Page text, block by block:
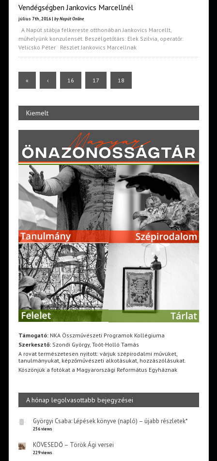
Vendégségben Jankovics Marcellnél
július 7th, 2016 | by Napút Online
A Napút stábja felkereste otthonában Jankovics Marcellt,
műhelyünk konzulensét. Beszélgetőtárs: Elek Szilvia, operatőr:
Velicskó Péter Részlet Jankovics Marcellnak
« ‹ 16 17 18
Kiemelt
Támogató:NKA Összművészeti Programok Kollégiuma
Szerkesztő:Szondi György, Toót-Holló Tamás
A rovat természetesen nyitott: várjuk szépirodalmi művüket,
tanulmányukat, képzőművészeti alkotásukat, hozzászólásukat.
Köszönjük a fotókat a Magyarországi Református Egyháznak
A hónap legolvasottabb bejegyzései
Györgyi Csaba: Lépések könyve (napló) – újabb részletek*
256 views
KÖVESEDŐ – Török Ági versei
229 views